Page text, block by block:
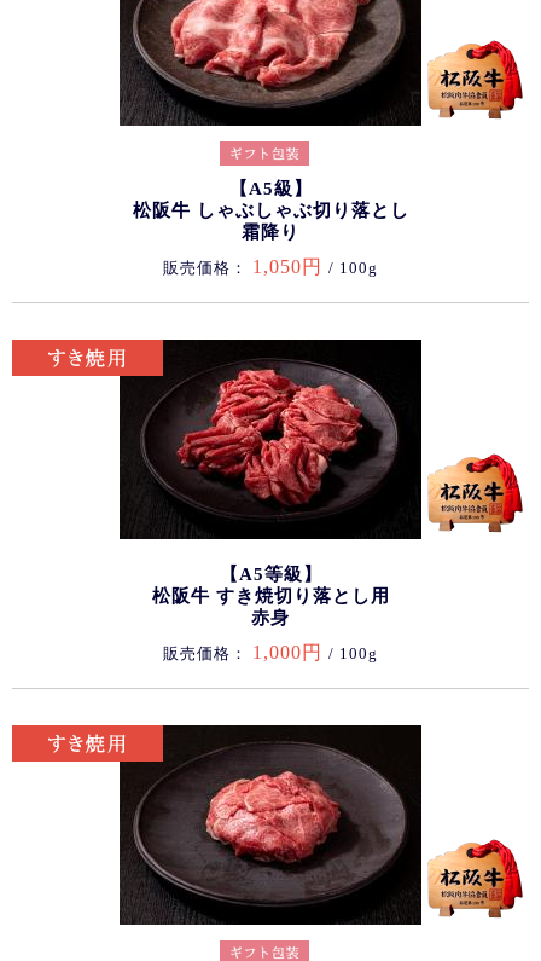
【A5級】
松阪牛 しゃぶしゃぶ切り落とし
霜降り
販売価格： 1,050円 / 100g
【A5等級】
松阪牛 すき焼切り落とし用
赤身
販売価格： 1,000円 / 100g